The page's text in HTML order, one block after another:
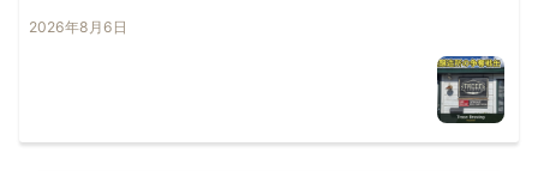
2026年8月6日